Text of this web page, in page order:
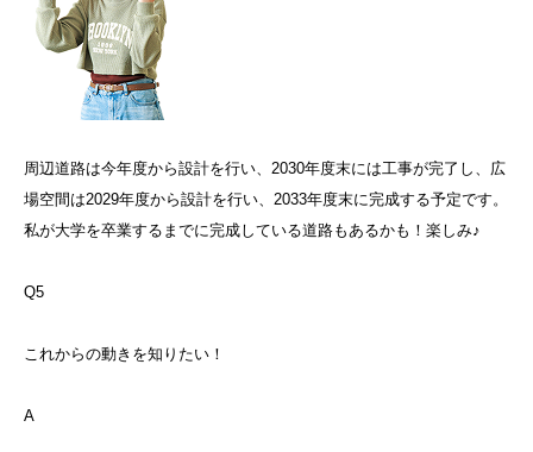
周辺道路は今年度から設計を行い、2030年度末には工事が完了し、広
場空間は2029年度から設計を行い、2033年度末に完成する予定です。
私が大学を卒業するまでに完成している道路もあるかも！楽しみ♪
Q5
これからの動きを知りたい！
A